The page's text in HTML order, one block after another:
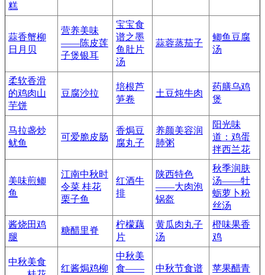
糕
蒜香蟹柳
日月贝
营养美味
——陈皮莲
子煲银耳
宝宝食
谱之墨
鱼肚片
汤
蒜蓉蒸茄子
鲫鱼豆腐
汤
柔软香滑
的鸡肉山
芋饼
豆腐沙拉
培根芦
笋卷
土豆炖牛肉
药膳乌鸡
煲
马拉盏炒
鱿鱼
可爱脆皮肠
香焗豆
腐丸子
养颜美容润
肺粥
阳光味
道：鸡蛋
拌西兰花
美味煎鲫
鱼
江南中秋时
令菜 桂花
栗子鱼
红酒牛
排
陕西特色
——大肉泡
锅盔
秋季润肤
汤——牡
蛎萝卜粉
丝汤
酱烧田鸡
腿
糖醋里脊
柠檬藕
片
黄瓜肉丸子
汤
橙味果香
鸡
中秋美食
红酱焗鸡柳
中秋美
食——
中秋节食谱 苹果醋青